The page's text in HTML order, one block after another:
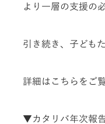
より一層の支援の
引き続き、子ども
詳細はこちらをご
▼カタリバ年次報